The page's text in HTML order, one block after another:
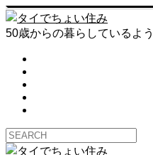
50歳からの暮らしているよ